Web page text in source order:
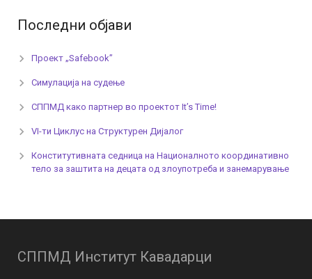
Последни објави
Проект „Safebook”
Симулација на судење
СППМД како партнер во проектот It’s Time!
VI-ти Циклус на Структурен Дијалог
Конститутивната седница на Националното координативно
тело за заштита на децата од злоупотреба и занемарување
СППМД Институт Кавадарци